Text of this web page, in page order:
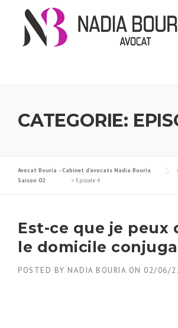
content
CATEGORIE:
Avocat Bouria - Cabinet d’avocats Nadia Bouria
Saison 02
> Episode 4
Est-ce que je peux
le domicile
POSTED BY NADIA BOURIA ON 02/06/